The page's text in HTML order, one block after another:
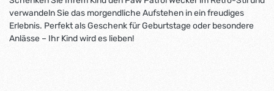
verwandeln Sie das morgendliche Aufstehen in ein freudiges
Erlebnis. Perfekt als Geschenk für Geburtstage oder besondere
Anlässe – Ihr Kind wird es lieben!